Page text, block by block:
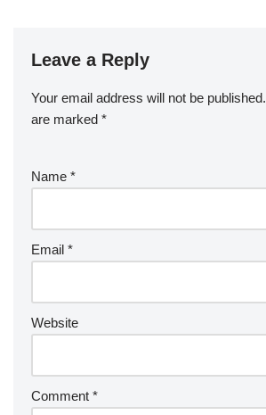
Leave a Reply
Your email address will not be published.
are marked *
Name *
Email *
Website
Comment *